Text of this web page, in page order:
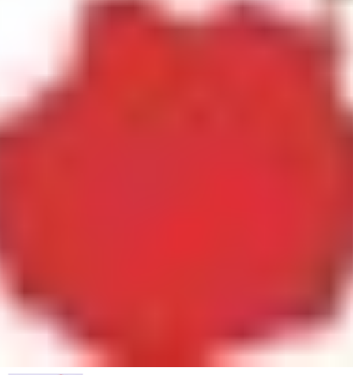
Inicio»
Cursos abiertos:Sede Gran Canaria